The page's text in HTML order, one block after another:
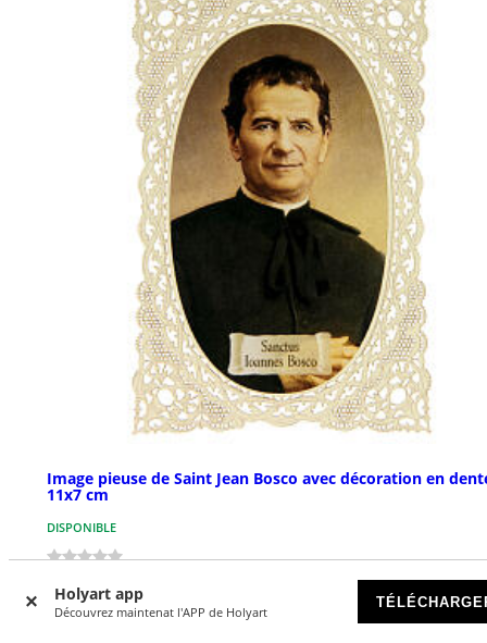
Holyart app
Découvrez maintenat l'APP de Holyart
Image pieuse de Saint Jean Bosco avec décoration en
11x7 cm
DISPONIBLE